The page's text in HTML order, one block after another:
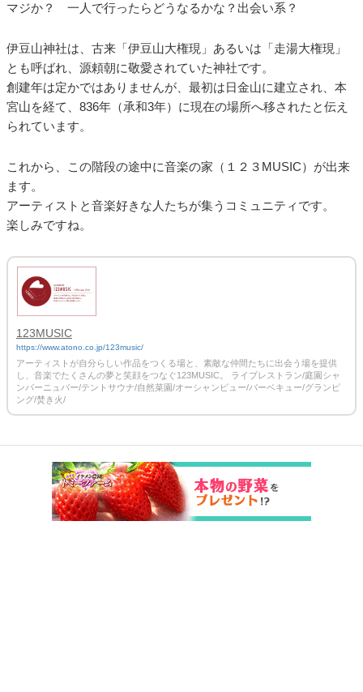
マジか？ 一人で行ったらどうなるかな？出会い系？
伊豆山神社は、古来「伊豆山大権現」あるいは「走湯大権現」
とも呼ばれ、源頼朝に敬愛されていた神社です。
創建年は定かではありませんが、最初は日金山に建立され、本
宮山を経て、836年（承和3年）に現在の場所へ移されたと伝え
られています。
これから、この階段の途中に音楽の家（１２３MUSIC）が出来
ます。
アーティストと音楽好きな人たちが集うコミュニティです。
楽しみですね。
123MUSIC
https://www.atono.co.jp/123music/
アーティストが自分らしい作品をつくる場と、素敵な仲間たちに出会う場を提供
し、音楽でたくさんの夢と笑顔をつなぐ123MUSIC。 ライブレストラン/庭園シャ
ンパーニュバー/テントサウナ/自然菜園/オーシャンビュー/バーベキュー/グランピ
ング/焚き火/